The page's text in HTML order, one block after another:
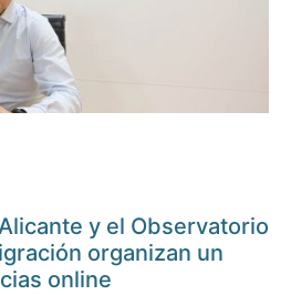
y el Observatorio
organizan un
online